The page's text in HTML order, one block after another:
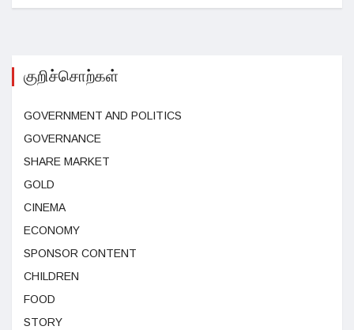
குறிச்சொற்கள்
GOVERNMENT AND POLITICS
GOVERNANCE
SHARE MARKET
GOLD
CINEMA
ECONOMY
SPONSOR CONTENT
CHILDREN
FOOD
STORY